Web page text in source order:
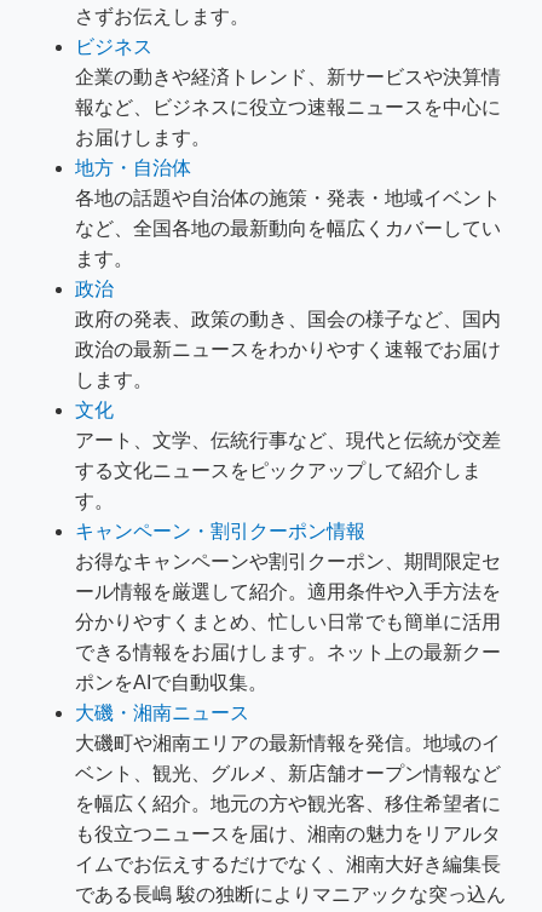
さずお伝えします。
ビジネス
企業の動きや経済トレンド、新サービスや決算情
報など、ビジネスに役立つ速報ニュースを中心に
お届けします。
地方・自治体
各地の話題や自治体の施策・発表・地域イベント
など、全国各地の最新動向を幅広くカバーしてい
ます。
政治
政府の発表、政策の動き、国会の様子など、国内
政治の最新ニュースをわかりやすく速報でお届け
します。
文化
アート、文学、伝統行事など、現代と伝統が交差
する文化ニュースをピックアップして紹介しま
す。
キャンペーン・割引クーポン情報
お得なキャンペーンや割引クーポン、期間限定セ
ール情報を厳選して紹介。適用条件や入手方法を
分かりやすくまとめ、忙しい日常でも簡単に活用
できる情報をお届けします。ネット上の最新クー
ポンをAIで自動収集。
大磯・湘南ニュース
大磯町や湘南エリアの最新情報を発信。地域のイ
ベント、観光、グルメ、新店舗オープン情報など
を幅広く紹介。地元の方や観光客、移住希望者に
も役立つニュースを届け、湘南の魅力をリアルタ
イムでお伝えするだけでなく、湘南大好き編集長
である長嶋 駿の独断によりマニアックな突っ込ん